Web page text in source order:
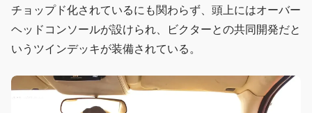
チョップド化されているにも関わらず、頭上にはオーバー
ヘッドコンソールが設けられ、ビクターとの共同開発だと
いうツインデッキが装備されている。